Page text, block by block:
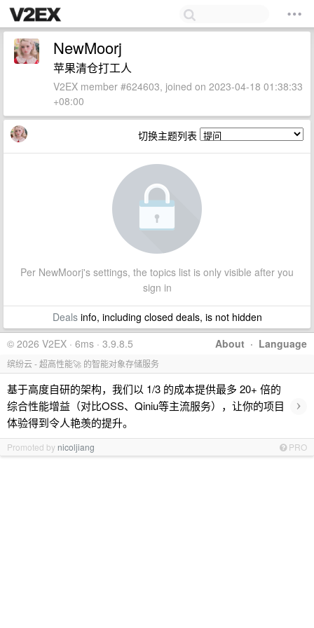
NewMoorj
苹果清仓打工人
V2EX member #624603, joined on 2023-04-18 01:38:33
+08:00
切换主题列表
Per NewMoorj's settings, the topics list is only visible after you
sign in
Dealsinfo, including closed deals, is not hidden
About · Language
© 2026 V2EX · 6ms · 3.9.8.5
缤纷云 - 超高性能🚀 的智能对象存储服务
基于高度自研的架构，我们以 1/3 的成本提供最多 20+ 倍的
综合性能增益（对比OSS、Qiniu等主流服务），让你的项目
体验得到令人艳羡的提升。
›
Promoted by nicoljiang PRO